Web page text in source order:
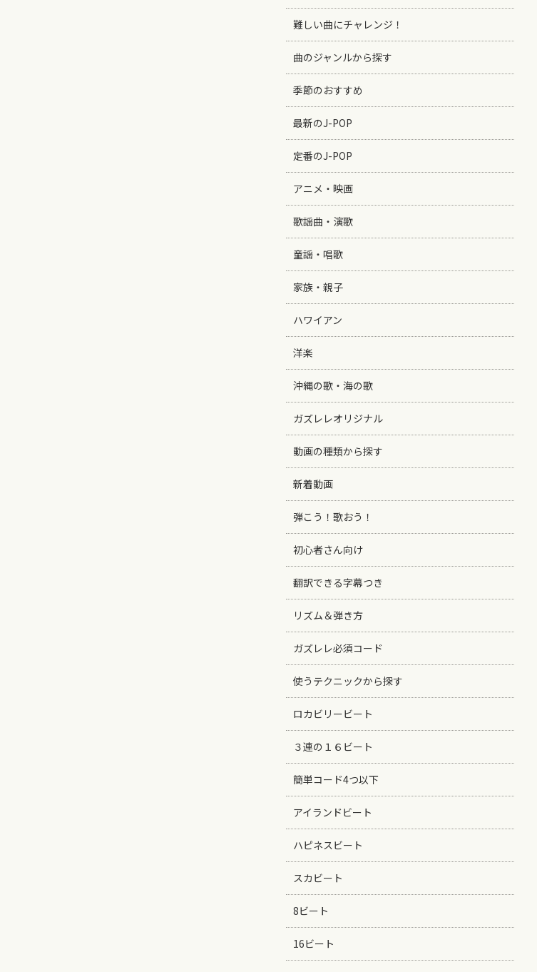
難しい曲にチャレンジ！
曲のジャンルから探す
季節のおすすめ
最新のJ-POP
定番のJ-POP
アニメ・映画
歌謡曲・演歌
童謡・唱歌
家族・親子
ハワイアン
洋楽
沖縄の歌・海の歌
ガズレレオリジナル
動画の種類から探す
新着動画
弾こう！歌おう！
初心者さん向け
翻訳できる字幕つき
リズム＆弾き方
ガズレレ必須コード
使うテクニックから探す
ロカビリービート
３連の１６ビート
簡単コード4つ以下
アイランドビート
ハピネスビート
スカビート
8ビート
16ビート